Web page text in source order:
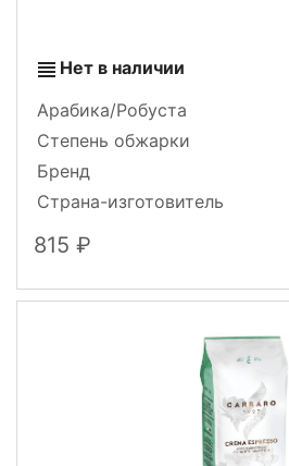
Нет в наличии
Арабика/Робуста
Степень обжарки
Бренд
Страна-изготовитель
815